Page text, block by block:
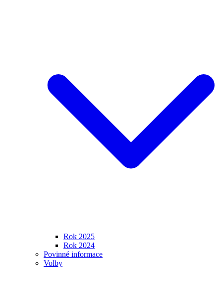
Rok 2025
Rok 2024
Povinné informace
Volby